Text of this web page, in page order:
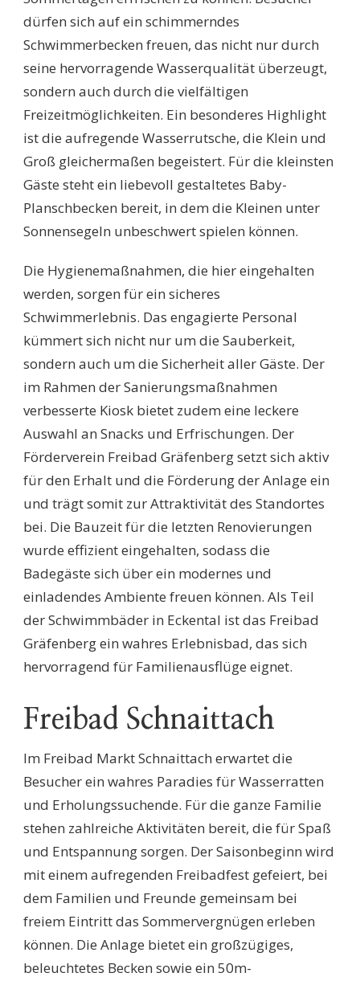
dürfen sich auf ein schimmerndes
Schwimmerbecken freuen, das nicht nur durch
seine hervorragende Wasserqualität überzeugt,
sondern auch durch die vielfältigen
Freizeitmöglichkeiten. Ein besonderes Highlight
ist die aufregende Wasserrutsche, die Klein und
Groß gleichermaßen begeistert. Für die kleinsten
Gäste steht ein liebevoll gestaltetes Baby-
Planschbecken bereit, in dem die Kleinen unter
Sonnensegeln unbeschwert spielen können.
Die Hygienemaßnahmen, die hier eingehalten
werden, sorgen für ein sicheres
Schwimmerlebnis. Das engagierte Personal
kümmert sich nicht nur um die Sauberkeit,
sondern auch um die Sicherheit aller Gäste. Der
im Rahmen der Sanierungsmaßnahmen
verbesserte Kiosk bietet zudem eine leckere
Auswahl an Snacks und Erfrischungen. Der
Förderverein Freibad Gräfenberg setzt sich aktiv
für den Erhalt und die Förderung der Anlage ein
und trägt somit zur Attraktivität des Standortes
bei. Die Bauzeit für die letzten Renovierungen
wurde effizient eingehalten, sodass die
Badegäste sich über ein modernes und
einladendes Ambiente freuen können. Als Teil
der Schwimmbäder in Eckental ist das Freibad
Gräfenberg ein wahres Erlebnisbad, das sich
hervorragend für Familienausflüge eignet.
Freibad Schnaittach
Im Freibad Markt Schnaittach erwartet die
Besucher ein wahres Paradies für Wasserratten
und Erholungssuchende. Für die ganze Familie
stehen zahlreiche Aktivitäten bereit, die für Spaß
und Entspannung sorgen. Der Saisonbeginn wird
mit einem aufregenden Freibadfest gefeiert, bei
dem Familien und Freunde gemeinsam bei
freiem Eintritt das Sommervergnügen erleben
können. Die Anlage bietet ein großzügiges,
beleuchtetes Becken sowie ein 50m-